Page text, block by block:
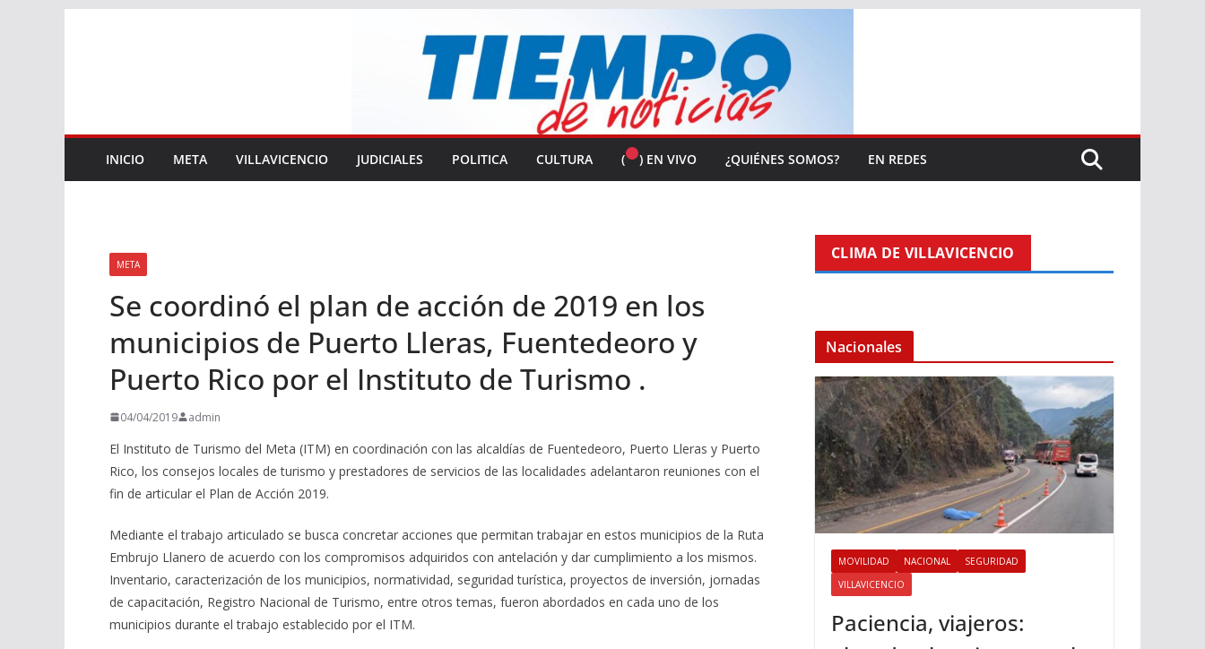
INICIO META VILLAVICENCIO JUDICIALES POLITICA CULTURA ( ) EN VIVO ¿QUIÉNES SOMOS? EN REDES
META
Se coordinó el plan de acción de 2019 en los
municipios de Puerto Lleras, Fuentedeoro y
Puerto Rico por el Instituto de Turismo .
04/04/2019 admin
El Instituto de Turismo del Meta (ITM) en coordinación con las alcaldías de Fuentedeoro, Puerto Lleras y Puerto
Rico, los consejos locales de turismo y prestadores de servicios de las localidades adelantaron reuniones con el
fin de articular el Plan de Acción 2019.
Mediante el trabajo articulado se busca concretar acciones que permitan trabajar en estos municipios de la Ruta
Embrujo Llanero de acuerdo con los compromisos adquiridos con antelación y dar cumplimiento a los mismos.
Inventario, caracterización de los municipios, normatividad, seguridad turística, proyectos de inversión, jornadas
de capacitación, Registro Nacional de Turismo, entre otros temas, fueron abordados en cada uno de los
municipios durante el trabajo establecido por el ITM.
CLIMA DE VILLAVICENCIO
Nacionales
MOVILIDAD NACIONAL
SEGURIDAD
VILLAVICENCIO
Paciencia, viajeros: